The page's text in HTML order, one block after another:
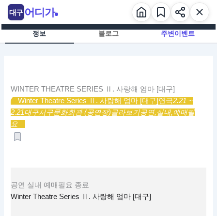
츠
정보 블로그 주변이벤트
WINTER THEATRE SERIES Ⅱ. 사랑해 엄마 [대구]
Winter Theatre Series Ⅱ. 사랑해 엄마 [대구]연극2.21 ~
2.21대구서구문화회관 (공연장)골라보기공연,실내,예매필
요
공연 실내 예매필요 종료
Winter Theatre Series Ⅱ. 사랑해 엄마 [대구]
대구 어디가